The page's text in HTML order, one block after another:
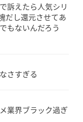
訴えたら人気シリ
だし還元させてあ
もないんだろう
さすぎる
業界ブラック過ぎ